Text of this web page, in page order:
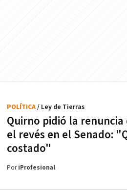
Quirno pidió la
el revés en el Senado:
costado"
POLÍTICA/ Ley de Tierras
PoriProfesional